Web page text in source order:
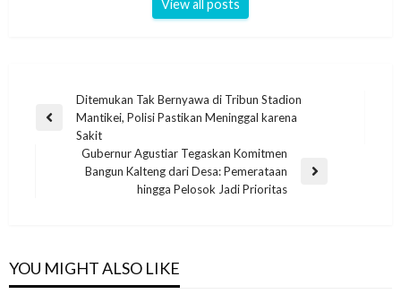
View all posts
Ditemukan Tak Bernyawa di Tribun Stadion
Mantikei, Polisi Pastikan Meninggal karena
Sakit
Gubernur Agustiar Tegaskan Komitmen
Bangun Kalteng dari Desa: Pemerataan
hingga Pelosok Jadi Prioritas
YOU MIGHT ALSO LIKE